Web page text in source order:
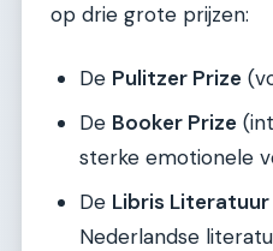
op drie grote prijzen:
De Pulitzer Prize
De Booker Prize
sterke emotionele
De Libris Literatuur
Nederlandse